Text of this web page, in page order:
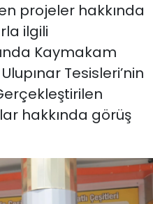
projeler hakkında
ilgili
Kaymakam
Tesisleri’nin
hakkında görüş